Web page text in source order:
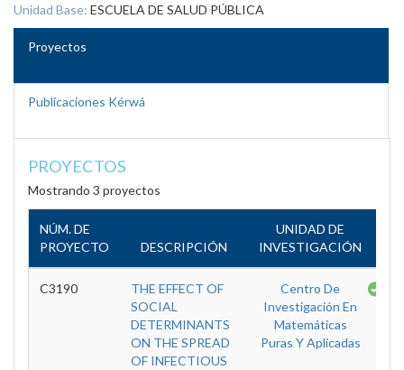
Unidad Base: ESCUELA DE SALUD PÚBLICA
Proyectos
Publicaciones Kérwá
PROYECTOS
Mostrando 3 proyectos
NÚM. DE
PROYECTO
DESCRIPCIÓN
UNIDAD DE
INVESTIGACIÓN
C3190
THE EFFECT OF
SOCIAL
DETERMINANTS
ON THE SPREAD
OF INFECTIOUS
Centro De
Investigación En
Matemáticas
Puras Y Aplicadas